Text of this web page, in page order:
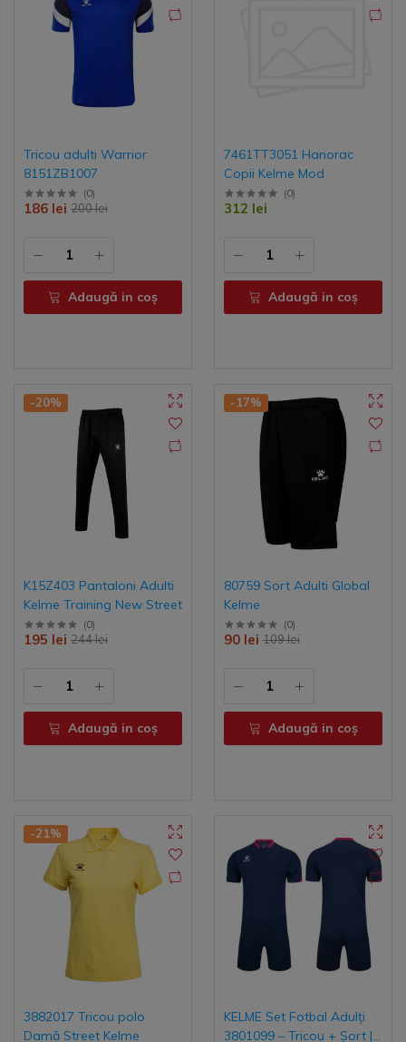
Tricou adulti Warrior
8151ZB1007
(0)
200 lei
186 lei
Adaugă in coş
7461TT3051 Hanorac
Copii Kelme Mod
(0)
312 lei
Adaugă in coş
-20%
K15Z403 Pantaloni Adulti
Kelme Training New Street
(0)
244 lei
195 lei
Adaugă in coş
-17%
80759 Sort Adulti Global
Kelme
(0)
109 lei
90 lei
Adaugă in coş
-21%
3882017 Tricou polo
Damă Street Kelme
KELME Set Fotbal Adulți
3801099 – Tricou + Șort |